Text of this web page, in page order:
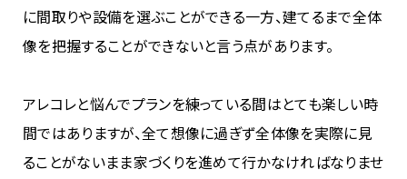
に間取りや設備を選ぶことができる一方、建てるまで全体
像を把握することができないと言う点があります。
アレコレと悩んでプランを練っている間はとても楽しい時
間ではありますが、全て想像に過ぎず全体像を実際に見
ることがないまま家づくりを進めて行かなければなりませ